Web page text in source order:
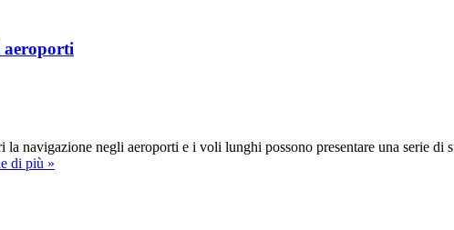
aeroporti
la navigazione negli aeroporti e i voli lunghi possono presentare una serie di
di più »